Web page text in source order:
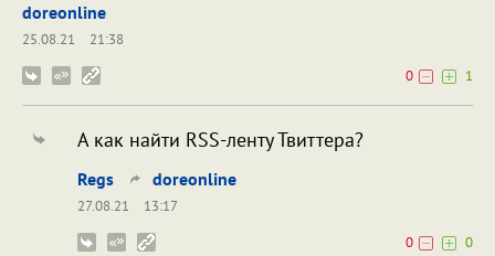
doreonline
25.08.21
21:38
0
1
А как найти RSS-ленту Твиттера?
Regs doreonline
27.08.21
13:17
0
0